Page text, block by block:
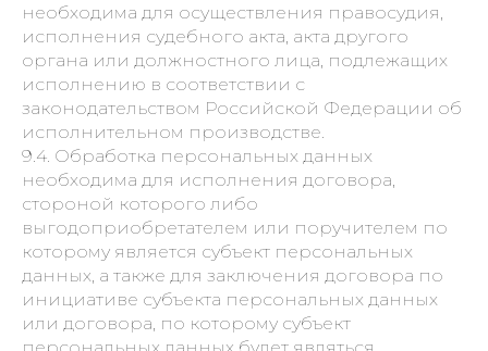
необходима для осуществления правосудия,
исполнения судебного акта, акта другого
органа или должностного лица, подлежащих
исполнению в соответствии с
законодательством Российской Федерации об
исполнительном производстве.
9.4. Обработка персональных данных
необходима для исполнения договора,
стороной которого либо
выгодоприобретателем или поручителем по
которому является субъект персональных
данных, а также для заключения договора по
инициативе субъекта персональных данных
или договора, по которому субъект